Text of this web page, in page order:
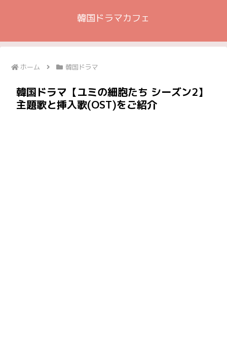
韓国ドラマカフェ
ホーム 韓国ドラマ
韓国ドラマ【ユミの細胞たち シーズン2】
主題歌と挿入歌(OST)をご紹介